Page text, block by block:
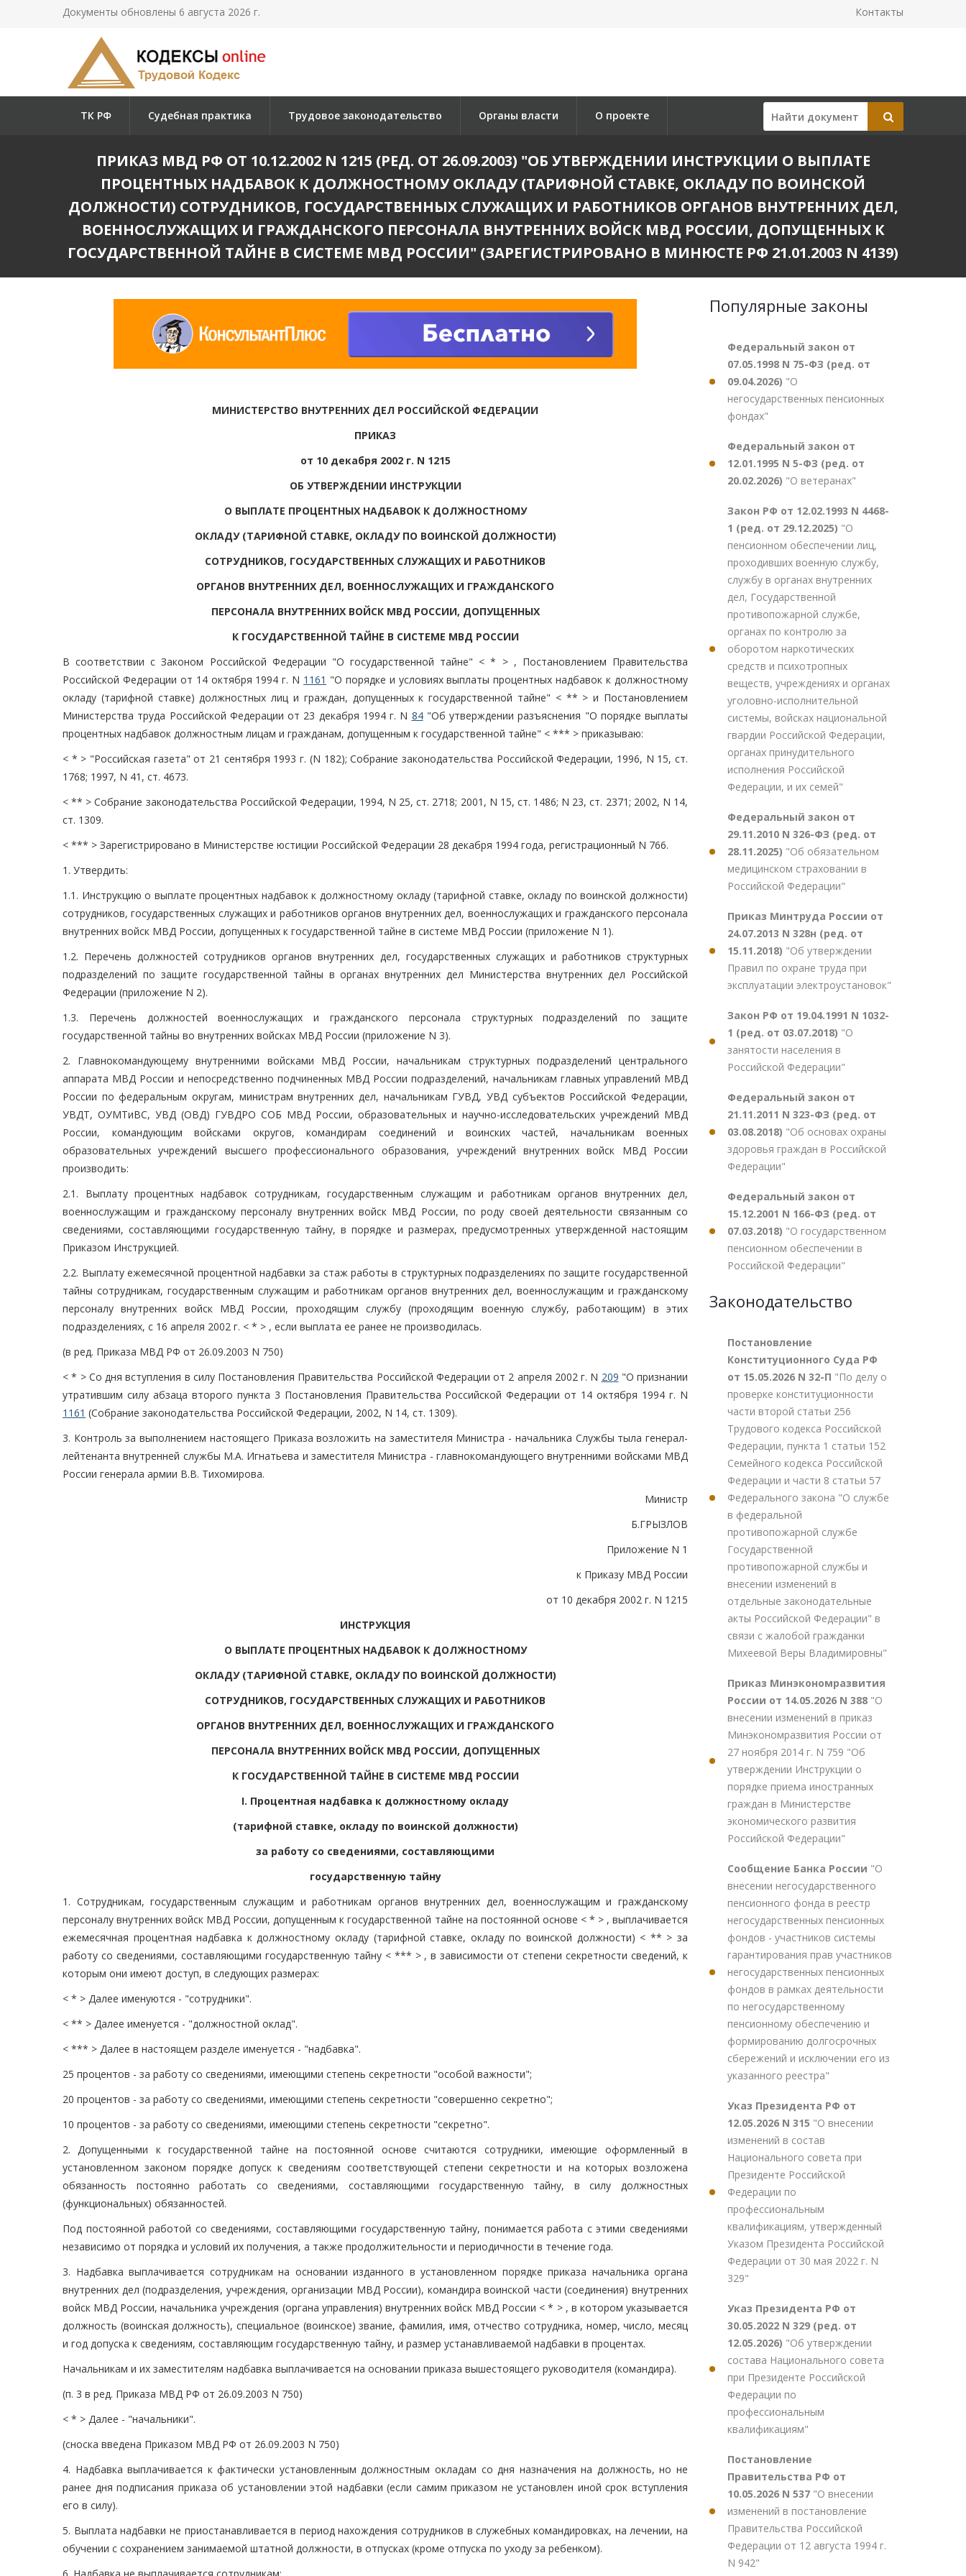
Документы обновлены 6 августа 2026 г. Контакты
ТК РФ Судебная практика Трудовое законодательство Органы власти О проекте
ПРИКАЗ МВД РФ ОТ 10.12.2002 N 1215 (РЕД. ОТ 26.09.2003) "ОБ УТВЕРЖДЕНИИ ИНСТРУКЦИИ О ВЫПЛАТЕ
ПРОЦЕНТНЫХ НАДБАВОК К ДОЛЖНОСТНОМУ ОКЛАДУ (ТАРИФНОЙ СТАВКЕ, ОКЛАДУ ПО ВОИНСКОЙ
ДОЛЖНОСТИ) СОТРУДНИКОВ, ГОСУДАРСТВЕННЫХ СЛУЖАЩИХ И РАБОТНИКОВ ОРГАНОВ ВНУТРЕННИХ ДЕЛ,
ВОЕННОСЛУЖАЩИХ И ГРАЖДАНСКОГО ПЕРСОНАЛА ВНУТРЕННИХ ВОЙСК МВД РОССИИ, ДОПУЩЕННЫХ К
ГОСУДАРСТВЕННОЙ ТАЙНЕ В СИСТЕМЕ МВД РОССИИ" (ЗАРЕГИСТРИРОВАНО В МИНЮСТЕ РФ 21.01.2003 N 4139)
МИНИСТЕРСТВО ВНУТРЕННИХ ДЕЛ РОССИЙСКОЙ ФЕДЕРАЦИИ
ПРИКАЗ
от 10 декабря 2002 г. N 1215
ОБ УТВЕРЖДЕНИИ ИНСТРУКЦИИ
О ВЫПЛАТЕ ПРОЦЕНТНЫХ НАДБАВОК К ДОЛЖНОСТНОМУ
ОКЛАДУ (ТАРИФНОЙ СТАВКЕ, ОКЛАДУ ПО ВОИНСКОЙ ДОЛЖНОСТИ)
СОТРУДНИКОВ, ГОСУДАРСТВЕННЫХ СЛУЖАЩИХ И РАБОТНИКОВ
ОРГАНОВ ВНУТРЕННИХ ДЕЛ, ВОЕННОСЛУЖАЩИХ И ГРАЖДАНСКОГО
ПЕРСОНАЛА ВНУТРЕННИХ ВОЙСК МВД РОССИИ, ДОПУЩЕННЫХ
К ГОСУДАРСТВЕННОЙ ТАЙНЕ В СИСТЕМЕ МВД РОССИИ
В соответствии с Законом Российской Федерации "О государственной тайне" < * > , Постановлением Правительства
Российской Федерации от 14 октября 1994 г. N 1161 "О порядке и условиях выплаты процентных надбавок к должностному
окладу (тарифной ставке) должностных лиц и граждан, допущенных к государственной тайне" < ** > и Постановлением
Министерства труда Российской Федерации от 23 декабря 1994 г. N 84"Об утверждении разъяснения "О порядке выплаты
процентных надбавок должностным лицам и гражданам, допущенным к государственной тайне" < *** > приказываю:
< * > "Российская газета" от 21 сентября 1993 г. (N 182); Собрание законодательства Российской Федерации, 1996, N 15, ст.
1768; 1997, N 41, ст. 4673.
< ** > Собрание законодательства Российской Федерации, 1994, N 25, ст. 2718; 2001, N 15, ст. 1486; N 23, ст. 2371; 2002, N 14,
ст. 1309.
< *** > Зарегистрировано в Министерстве юстиции Российской Федерации 28 декабря 1994 года, регистрационный N 766.
1. Утвердить:
1.1. Инструкцию о выплате процентных надбавок к должностному окладу (тарифной ставке, окладу по воинской должности)
сотрудников, государственных служащих и работников органов внутренних дел, военнослужащих и гражданского персонала
внутренних войск МВД России, допущенных к государственной тайне в системе МВД России (приложение N 1).
1.2. Перечень должностей сотрудников органов внутренних дел, государственных служащих и работников структурных
подразделений по защите государственной тайны в органах внутренних дел Министерства внутренних дел Российской
Федерации (приложение N 2).
1.3. Перечень должностей военнослужащих и гражданского персонала структурных подразделений по защите
государственной тайны во внутренних войсках МВД России (приложение N 3).
2. Главнокомандующему внутренними войсками МВД России, начальникам структурных подразделений центрального
аппарата МВД России и непосредственно подчиненных МВД России подразделений, начальникам главных управлений МВД
России по федеральным округам, министрам внутренних дел, начальникам ГУВД, УВД субъектов Российской Федерации,
УВДТ, ОУМТиВС, УВД (ОВД) ГУВДРО СОБ МВД России, образовательных и научно-исследовательских учреждений МВД
России, командующим войсками округов, командирам соединений и воинских частей, начальникам военных
образовательных учреждений высшего профессионального образования, учреждений внутренних войск МВД России
производить:
2.1. Выплату процентных надбавок сотрудникам, государственным служащим и работникам органов внутренних дел,
военнослужащим и гражданскому персоналу внутренних войск МВД России, по роду своей деятельности связанным со
сведениями, составляющими государственную тайну, в порядке и размерах, предусмотренных утвержденной настоящим
Приказом Инструкцией.
2.2. Выплату ежемесячной процентной надбавки за стаж работы в структурных подразделениях по защите государственной
тайны сотрудникам, государственным служащим и работникам органов внутренних дел, военнослужащим и гражданскому
персоналу внутренних войск МВД России, проходящим службу (проходящим военную службу, работающим) в этих
подразделениях, с 16 апреля 2002 г. < * > , если выплата ее ранее не производилась.
(в ред. Приказа МВД РФ от 26.09.2003 N 750)
< * > Со дня вступления в силу Постановления Правительства Российской Федерации от 2 апреля 2002 г. N 209 "О признании
утратившим силу абзаца второго пункта 3 Постановления Правительства Российской Федерации от 14 октября 1994 г. N
1161 (Собрание законодательства Российской Федерации, 2002, N 14, ст. 1309).
3. Контроль за выполнением настоящего Приказа возложить на заместителя Министра - начальника Службы тыла генерал-
лейтенанта внутренней службы М.А. Игнатьева и заместителя Министра - главнокомандующего внутренними войсками МВД
России генерала армии В.В. Тихомирова.
Министр
Б.ГРЫЗЛОВ
Приложение N 1
к Приказу МВД России
от 10 декабря 2002 г. N 1215
ИНСТРУКЦИЯ
О ВЫПЛАТЕ ПРОЦЕНТНЫХ НАДБАВОК К ДОЛЖНОСТНОМУ
ОКЛАДУ (ТАРИФНОЙ СТАВКЕ, ОКЛАДУ ПО ВОИНСКОЙ ДОЛЖНОСТИ)
СОТРУДНИКОВ, ГОСУДАРСТВЕННЫХ СЛУЖАЩИХ И РАБОТНИКОВ
ОРГАНОВ ВНУТРЕННИХ ДЕЛ, ВОЕННОСЛУЖАЩИХ И ГРАЖДАНСКОГО
ПЕРСОНАЛА ВНУТРЕННИХ ВОЙСК МВД РОССИИ, ДОПУЩЕННЫХ
К ГОСУДАРСТВЕННОЙ ТАЙНЕ В СИСТЕМЕ МВД РОССИИ
I. Процентная надбавка к должностному окладу
(тарифной ставке, окладу по воинской должности)
за работу со сведениями, составляющими
государственную тайну
1. Сотрудникам, государственным служащим и работникам органов внутренних дел, военнослужащим и гражданскому
персоналу внутренних войск МВД России, допущенным к государственной тайне на постоянной основе < * > , выплачивается
ежемесячная процентная надбавка к должностному окладу (тарифной ставке, окладу по воинской должности) < ** > за
работу со сведениями, составляющими государственную тайну < *** > , в зависимости от степени секретности сведений, к
которым они имеют доступ, в следующих размерах:
< * > Далее именуются - "сотрудники".
< ** > Далее именуется - "должностной оклад".
< *** > Далее в настоящем разделе именуется - "надбавка".
25 процентов - за работу со сведениями, имеющими степень секретности "особой важности";
20 процентов - за работу со сведениями, имеющими степень секретности "совершенно секретно";
10 процентов - за работу со сведениями, имеющими степень секретности "секретно".
2. Допущенными к государственной тайне на постоянной основе считаются сотрудники, имеющие оформленный в
установленном законом порядке допуск к сведениям соответствующей степени секретности и на которых возложена
обязанность постоянно работать со сведениями, составляющими государственную тайну, в силу должностных
(функциональных) обязанностей.
Под постоянной работой со сведениями, составляющими государственную тайну, понимается работа с этими сведениями
независимо от порядка и условий их получения, а также продолжительности и периодичности в течение года.
3. Надбавка выплачивается сотрудникам на основании изданного в установленном порядке приказа начальника органа
внутренних дел (подразделения, учреждения, организации МВД России), командира воинской части (соединения) внутренних
войск МВД России, начальника учреждения (органа управления) внутренних войск МВД России < * > , в котором указывается
должность (воинская должность), специальное (воинское) звание, фамилия, имя, отчество сотрудника, номер, число, месяц
и год допуска к сведениям, составляющим государственную тайну, и размер устанавливаемой надбавки в процентах.
Начальникам и их заместителям надбавка выплачивается на основании приказа вышестоящего руководителя (командира).
(п. 3 в ред. Приказа МВД РФ от 26.09.2003 N 750)
< * > Далее - "начальники".
(сноска введена Приказом МВД РФ от 26.09.2003 N 750)
4. Надбавка выплачивается к фактически установленным должностным окладам со дня назначения на должность, но не
ранее дня подписания приказа об установлении этой надбавки (если самим приказом не установлен иной срок вступления
его в силу).
5. Выплата надбавки не приостанавливается в период нахождения сотрудников в служебных командировках, на лечении, на
обучении с сохранением занимаемой штатной должности, в отпусках (кроме отпуска по уходу за ребенком).
Популярные законы
Федеральный закон от
07.05.1998 N 75-ФЗ (ред. от
09.04.2026) "О
негосударственных пенсионных
фондах"
Федеральный закон от
12.01.1995 N 5-ФЗ (ред. от
20.02.2026) "О ветеранах"
Закон РФ от 12.02.1993 N 4468-
1 (ред. от 29.12.2025) "О
пенсионном обеспечении лиц,
проходивших военную службу,
службу в органах внутренних
дел, Государственной
противопожарной службе,
органах по контролю за
оборотом наркотических
средств и психотропных
веществ, учреждениях и органах
уголовно-исполнительной
системы, войсках национальной
гвардии Российской Федерации,
органах принудительного
исполнения Российской
Федерации, и их семей"
Федеральный закон от
29.11.2010 N 326-ФЗ (ред. от
28.11.2025) "Об обязательном
медицинском страховании в
Российской Федерации"
Приказ Минтруда России от
24.07.2013 N 328н (ред. от
15.11.2018) "Об утверждении
Правил по охране труда при
эксплуатации электроустановок"
Закон РФ от 19.04.1991 N 1032-
1 (ред. от 03.07.2018) "О
занятости населения в
Российской Федерации"
Федеральный закон от
21.11.2011 N 323-ФЗ (ред. от
03.08.2018) "Об основах охраны
здоровья граждан в Российской
Федерации"
Федеральный закон от
15.12.2001 N 166-ФЗ (ред. от
07.03.2018) "О государственном
пенсионном обеспечении в
Российской Федерации"
Законодательство
Постановление
Конституционного Суда РФ
от 15.05.2026 N 32-П "По делу о
проверке конституционности
части второй статьи 256
Трудового кодекса Российской
Федерации, пункта 1 статьи 152
Семейного кодекса Российской
Федерации и части 8 статьи 57
Федерального закона "О службе
в федеральной
противопожарной службе
Государственной
противопожарной службы и
внесении изменений в
отдельные законодательные
акты Российской Федерации" в
связи с жалобой гражданки
Михеевой Веры Владимировны"
Приказ Минэкономразвития
России от 14.05.2026 N 388 "О
внесении изменений в приказ
Минэкономразвития России от
27 ноября 2014 г. N 759 "Об
утверждении Инструкции о
порядке приема иностранных
граждан в Министерстве
экономического развития
Российской Федерации"
Сообщение Банка России "О
внесении негосударственного
пенсионного фонда в реестр
негосударственных пенсионных
фондов - участников системы
гарантирования прав участников
негосударственных пенсионных
фондов в рамках деятельности
по негосударственному
пенсионному обеспечению и
формированию долгосрочных
сбережений и исключении его из
указанного реестра"
Указ Президента РФ от
12.05.2026 N 315 "О внесении
изменений в состав
Национального совета при
Президенте Российской
Федерации по
профессиональным
квалификациям, утвержденный
Указом Президента Российской
Федерации от 30 мая 2022 г. N
329"
Указ Президента РФ от
30.05.2022 N 329 (ред. от
12.05.2026) "Об утверждении
состава Национального совета
при Президенте Российской
Федерации по
профессиональным
квалификациям"
Постановление
Правительства РФ от
10.05.2026 N 537 "О внесении
изменений в постановление
Правительства Российской
Федерации от 12 августа 1994 г.
N 942"